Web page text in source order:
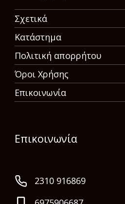
Σχετικά
Κατάστημα
Πολιτική απορρήτου
Όροι Χρήσης
Επικοινωνία
Επικοινωνία
2310 916869